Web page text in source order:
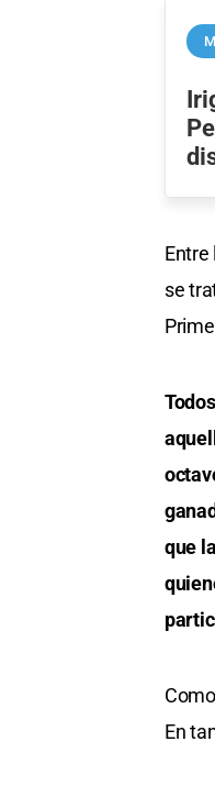
Entre
se
que
En